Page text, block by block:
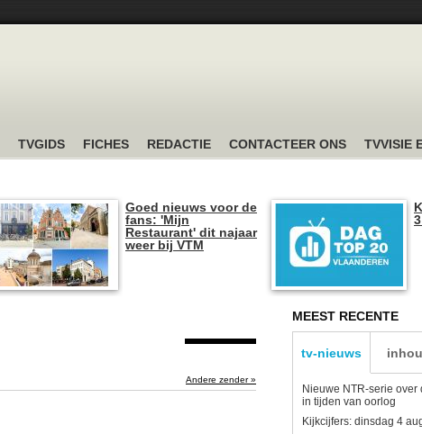
TVGIDS FICHES REDACTIE CONTACTEER ONS TVVISIE
Goed nieuws voor de
fans: 'Mijn
Restaurant' dit najaar
weer bij VTM
Andere zender »
MEEST RECENTE
tv-nieuws
Nieuwe NTR-serie
in tijden van oorlog
Kijkcijfers: dinsdag 4